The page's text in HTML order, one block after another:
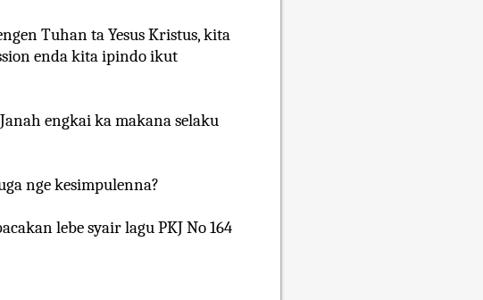
Tuhan ta Yesus Kristus, kita
enda kita ipindo ikut
engkai ka makana selaku
nge kesimpulenna?
lebe syair lagu PKJ No 164